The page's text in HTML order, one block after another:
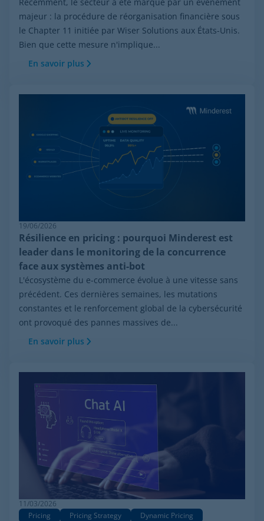
majeur : la procédure de réorganisation financière sous
le Chapter 11 initiée par Wiser Solutions aux États-Unis.
Bien que cette mesure n'implique...
En savoir plus
19/06/2026
Résilience en pricing : pourquoi Minderest est
leader dans le monitoring de la concurrence
face aux systèmes anti-bot
L'écosystème du e-commerce évolue à une vitesse sans
précédent. Ces dernières semaines, les mutations
constantes et le renforcement global de la cybersécurité
ont provoqué des pannes massives de...
En savoir plus
11/03/2026
Pricing
Pricing Strategy Dynamic Pricing